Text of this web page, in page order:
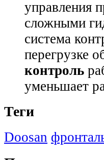
управления
сложными
система
перегрузке
контроль
уменьшает
Теги
Doosan